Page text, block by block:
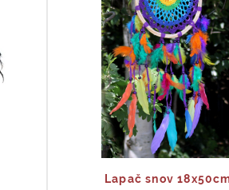
Lapač snov